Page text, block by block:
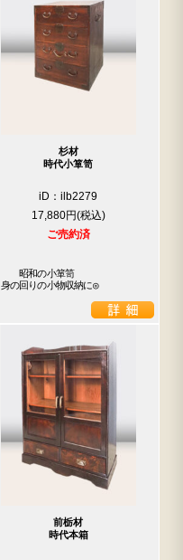
杉材
時代小箪笥
iD：ilb2279
17,880円
ご売約済
昭和の小箪笥
身の回りの小物収納に◎
前栃材
時代本箱